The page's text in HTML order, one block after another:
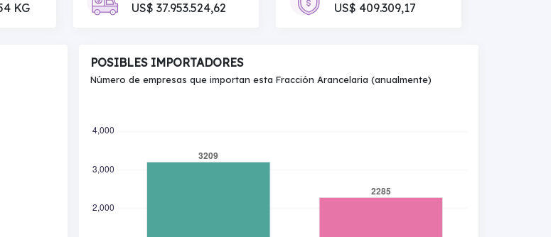
KG
US$ 37.953.524,62
US$ 409.309,17
POSIBLES IMPORTADORES
Número de empresas que importan esta Fracción Arancelaria (anualmente)